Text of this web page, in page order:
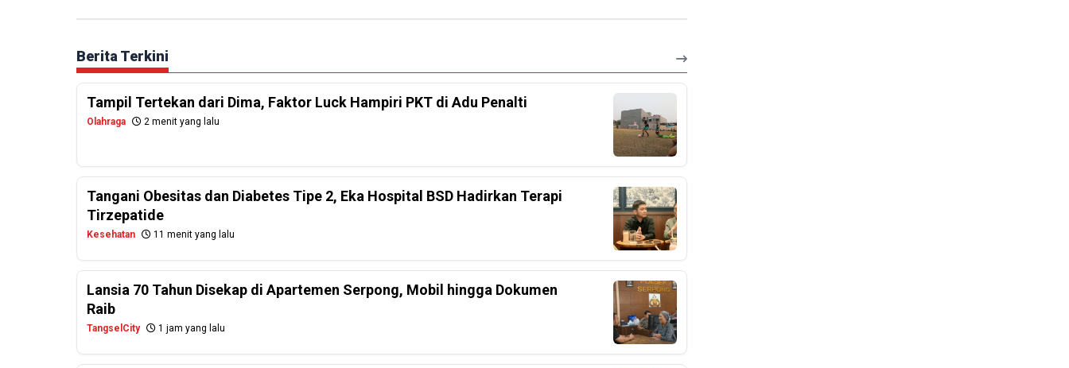
Berita Terkini
Tampil Tertekan dari Dima, Faktor Luck Hampiri PKT di Adu Penalti
Olahraga 2 menit yang lalu
Tangani Obesitas dan Diabetes Tipe 2, Eka Hospital BSD Hadirkan Terapi
Tirzepatide
Kesehatan 11 menit yang lalu
Lansia 70 Tahun Disekap di Apartemen Serpong, Mobil hingga Dokumen
Raib
TangselCity 1 jam yang lalu